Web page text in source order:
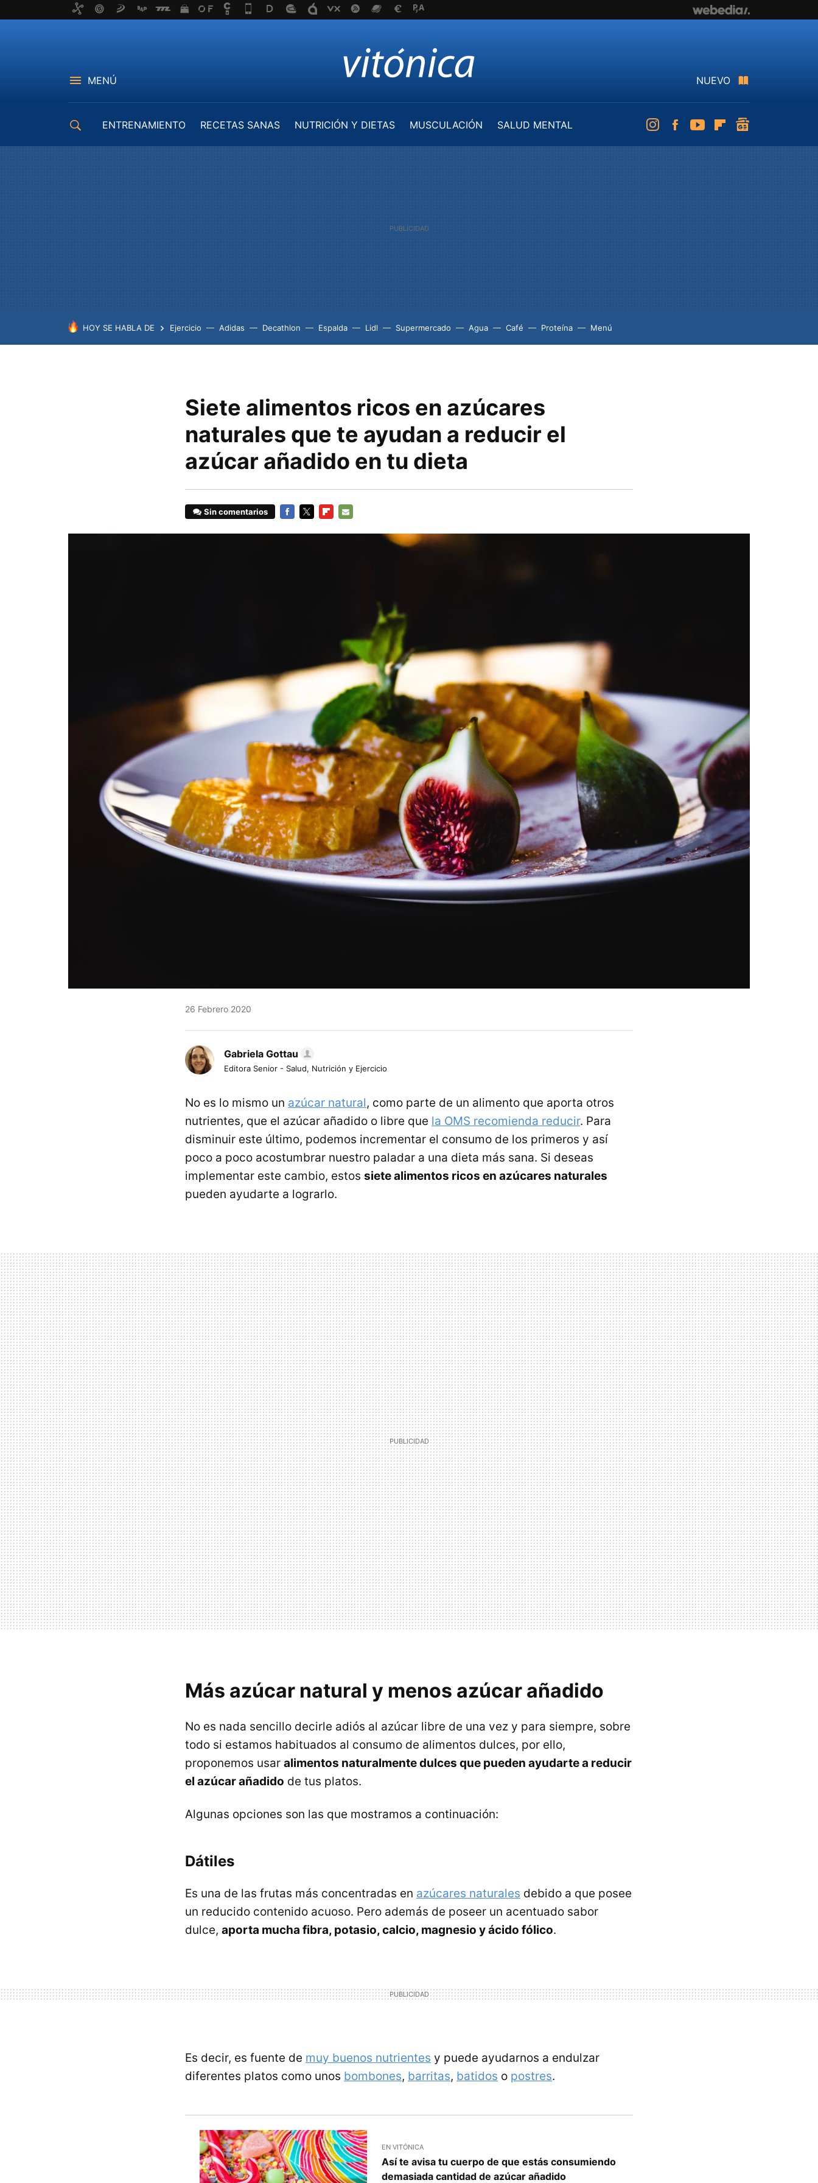
MENÚ NUEVO
ENTRENAMIENTO RECETAS SANAS NUTRICIÓN Y DIETAS MUSCULACIÓN
SALUD MENTAL
InstagramFacebookYoutubeFlipboard
HOY SE HABLA DE Ejercicio Adidas Decathlon Espalda Lidl Supermercado Agua Café Proteína Menú
Siete alimentos ricos en azúcares
naturales que te ayudan a reducir el
azúcar añadido en tu dieta
Sin comentarios
26 Febrero 2020
Gabriela Gottau
Editora Senior - Salud, Nutrición y Ejercicio
No es lo mismo un azúcar natural, como parte de un alimento que aporta otros
nutrientes, que el azúcar añadido o libre que la OMS recomienda reducir. Para
disminuir este último, podemos incrementar el consumo de los primeros y así
poco a poco acostumbrar nuestro paladar a una dieta más sana. Si deseas
implementar este cambio, estos siete alimentos ricos en azúcares naturales
pueden ayudarte a lograrlo.
Más azúcar natural y menos azúcar añadido
No es nada sencillo decirle adiós al azúcar libre de una vez y para siempre, sobre
todo si estamos habituados al consumo de alimentos dulces, por ello,
proponemos usar alimentos naturalmente dulces que pueden ayudarte a reducir
el azúcar añadido de tus platos.
Algunas opciones son las que mostramos a continuación:
Dátiles
Es una de las frutas más concentradas en azúcares naturales debido a que posee
un reducido contenido acuoso. Pero además de poseer un acentuado sabor
dulce, aporta mucha fibra, potasio, calcio, magnesio y ácido fólico.
Es decir, es fuente de muy buenos nutrientes y puede ayudarnos a endulzar
diferentes platos como unos bombones, barritas, batidos o postres.
EN VITÓNICA
Así te avisa tu cuerpo de que estás consumiendo
demasiada cantidad de azúcar añadido